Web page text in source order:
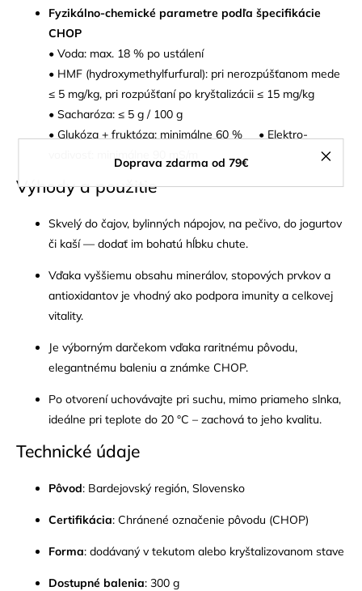
Doprava zdarma od 79€
Fyzikálno-chemické parametre podľa špecifikácie
CHOP
• Voda: max. 18 % po ustálení
• HMF (hydroxymethylfurfural): pri nerozpúšťanom mede
≤ 5 mg/kg, pri rozpúšťaní po kryštalizácii ≤ 15 mg/kg
• Sacharóza: ≤ 5 g / 100 g
• Glukóza + fruktóza: minimálne 60 %
• Elektro-
vodivosť: minimálne 90 mS/m
Výhody a použitie
Skvelý do čajov, bylinných nápojov, na pečivo, do jogurtov
či kaší — dodať im bohatú hĺbku chute.
Vďaka vyššiemu obsahu minerálov, stopových prvkov a
antioxidantov je vhodný ako podpora imunity a celkovej
vitality.
Je výborným darčekom vďaka raritnému pôvodu,
elegantnému baleniu a známke CHOP.
Po otvorení uchovávajte pri suchu, mimo priameho slnka,
ideálne pri teplote do 20 °C – zachová to jeho kvalitu.
Technické údaje
Pôvod: Bardejovský región, Slovensko
Certifikácia: Chránené označenie pôvodu (CHOP)
Forma: dodávaný v tekutom alebo kryštalizovanom stave
Dostupné balenia: 300 g